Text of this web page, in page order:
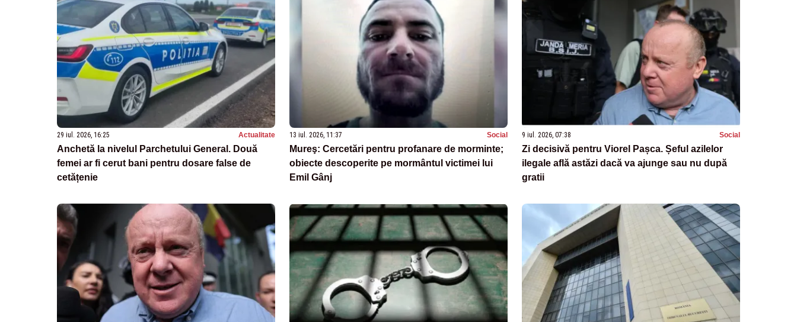
29 iul. 2026, 16:25 Actualitate
Anchetă la nivelul Parchetului General. Două
femei ar fi cerut bani pentru dosare false de
cetățenie
13 iul. 2026, 11:37 Social
Mureş: Cercetări pentru profanare de morminte;
obiecte descoperite pe mormântul victimei lui
Emil Gânj
9 iul. 2026, 07:38 Social
Zi decisivă pentru Viorel Pașca. Șeful azilelor
ilegale află astăzi dacă va ajunge sau nu după
gratii